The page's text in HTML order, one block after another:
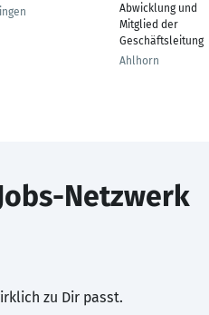
Abwicklung und
Mitglied der
Geschäftsleitung
Ahlhorn
Netzwerk
zu Dir passt.